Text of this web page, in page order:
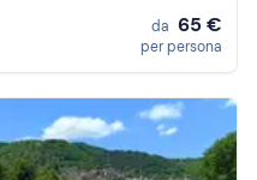
da 65 €
per persona